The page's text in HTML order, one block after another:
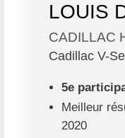
LOUIS
CADILLAC
Cadillac V-
5e
Meilleur
2020